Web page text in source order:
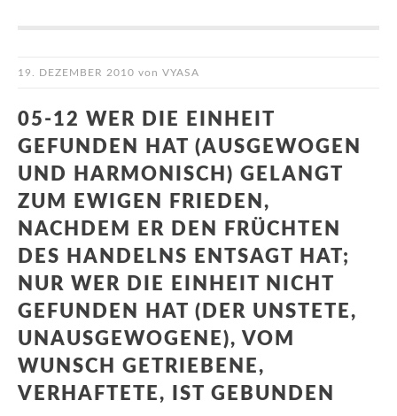
19. DEZEMBER 2010 von VYASA
05-12 WER DIE EINHEIT
GEFUNDEN HAT (AUSGEWOGEN
UND HARMONISCH) GELANGT
ZUM EWIGEN FRIEDEN,
NACHDEM ER DEN FRÜCHTEN
DES HANDELNS ENTSAGT HAT;
NUR WER DIE EINHEIT NICHT
GEFUNDEN HAT (DER UNSTETE,
UNAUSGEWOGENE), VOM
WUNSCH GETRIEBENE,
VERHAFTETE, IST GEBUNDEN